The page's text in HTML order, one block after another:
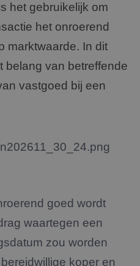
het gebruikelijk om
het onroerend
marktwaarde. In dit
belang van betreffende
vastgoed bij een
goed wordt
waartegen een
zou worden
koper en